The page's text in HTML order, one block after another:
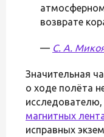
возврате
— С. А.
Значительная
о ходе полёта
исследователю,
магнитных
исправных